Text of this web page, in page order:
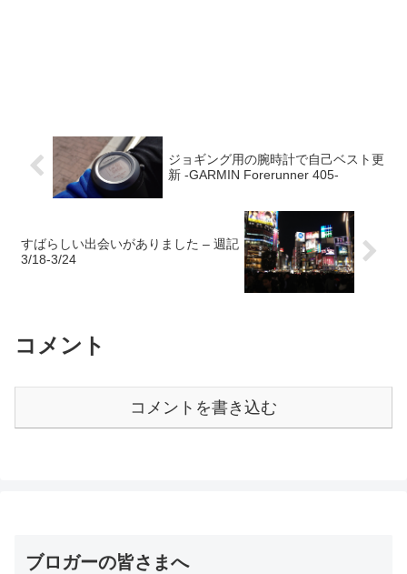
ジョギング用の腕時計で自己ベスト更
新 -GARMIN Forerunner 405-
すばらしい出会いがありました – 週記
3/18-3/24
コメント
コメントを書き込む
ブロガーの皆さまへ